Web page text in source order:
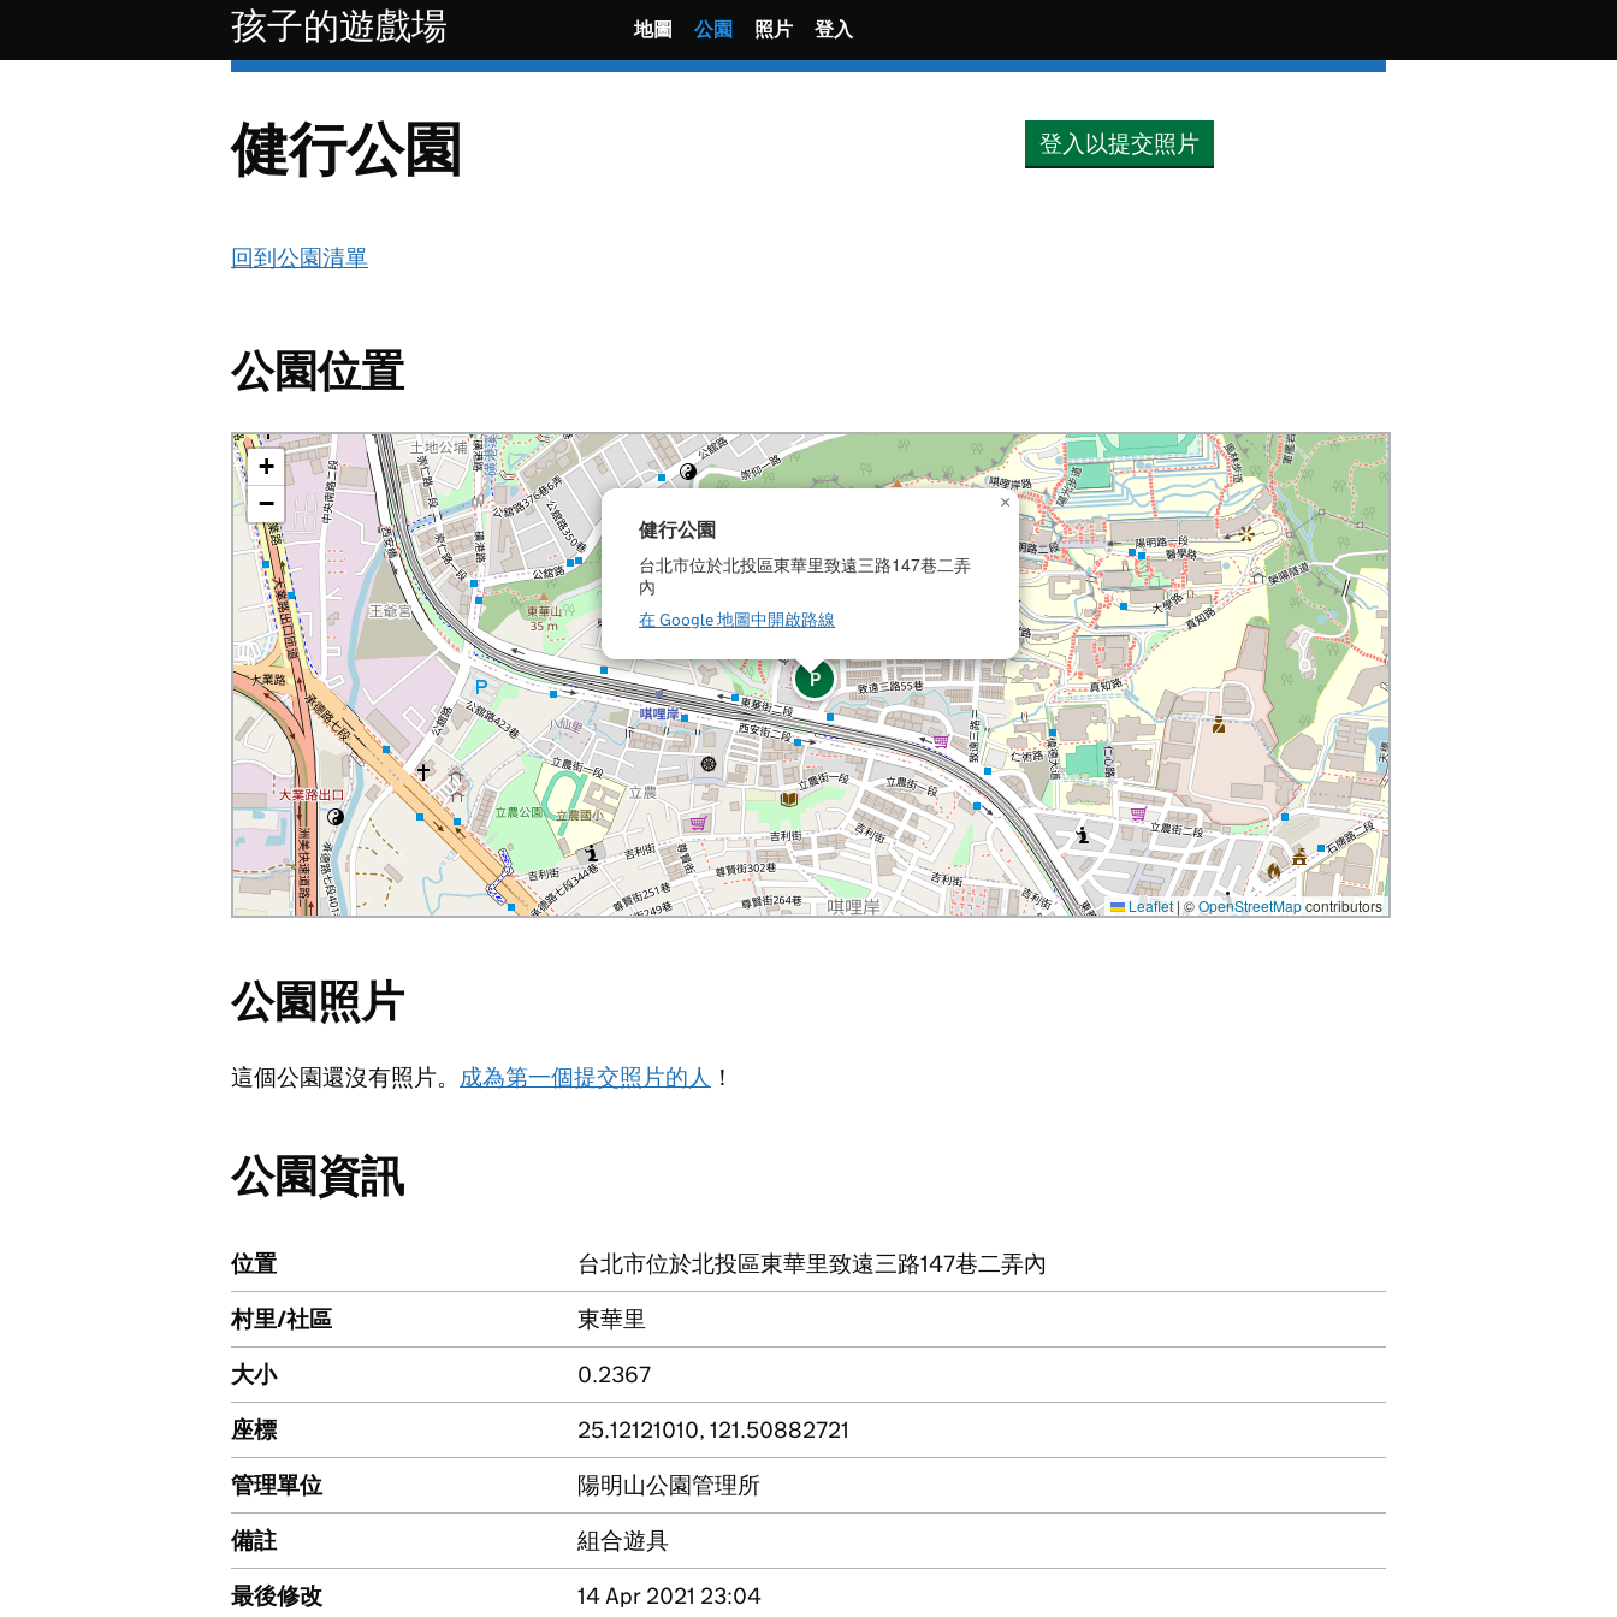
孩子的遊戲場 地圖 公園 照片 登入
健行公園
回到公園清單
登入以提交照片
公園位置
P
健行公園
台北市位於北投區東華里致遠三路147巷二弄
內
在 Google 地圖中開啟路線
×
+
−
Leaflet|©OpenStreetMapcontributors
公園照片
這個公園還沒有照片。 成為第一個提交照片的人 ！
公園資訊
位置
台北市位於北投區東華里致遠三路147巷二弄內
村里/社區
東華里
大小
0.2367
座標
25.12121010, 121.50882721
管理單位
陽明山公園管理所
備註
組合遊具
最後修改
14 Apr 2021 23:04